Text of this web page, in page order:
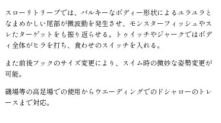
スローリトリーブでは、バルキーなボディー形状によるユラユラと
なまめかしい尾部が微波動を発生させ、モンスターフィッシュやス
レたターゲットをも振り返らせる。トゥイッチやジャークではボデ
ィ全体がヒラを打ち、食わせのスイッチを入れる。
また前後フックのサイズ変更により、スイム時の微妙な姿勢変更が
可能。
磯場等の高足場での使用からウエーディングでのドシャローのトレ
ースまで対応。